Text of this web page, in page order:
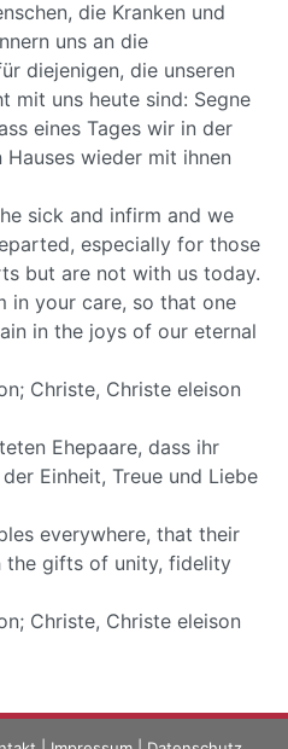
die Kranken und
uns an die
diejenigen, die unseren
mit uns heute sind: Segne
eines Tages wir in der
wieder mit ihnen
sick and infirm and we
especially for those
but are not with us today.
in your care, so that one
in the joys of our eternal
Christe, Christe eleison
Ehepaare, dass ihr
Einheit, Treue und Liebe
everywhere, that their
the gifts of unity, fidelity
Christe, Christe eleison